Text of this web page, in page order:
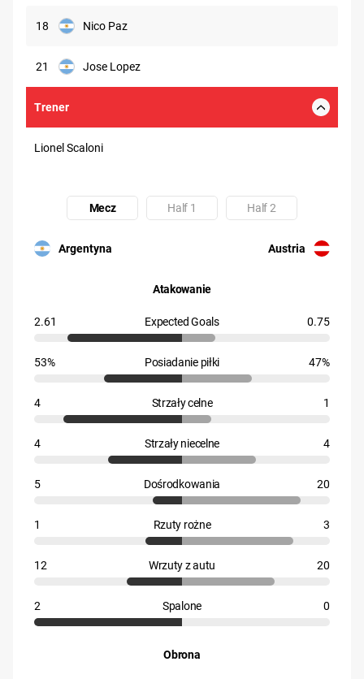
18 Nico Paz
21 Jose Lopez
Trener
Lionel Scaloni
Mecz Half 1 Half 2
Uczestnik: Argentyna
Argentyna Uczestnik: Austria
Austria
Atakowanie
2.61 Expected Goals 0.75
53% Posiadanie piłki 47%
4 Strzały celne 1
4 Strzały niecelne 4
5 Dośrodkowania 20
1 Rzuty rożne 3
12 Wrzuty z autu 20
2 Spalone 0
Obrona